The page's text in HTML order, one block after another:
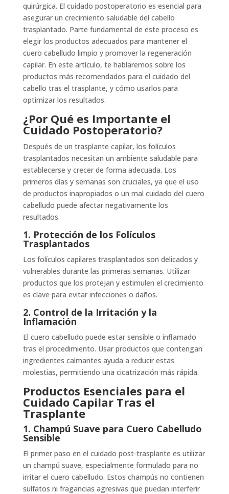
quirúrgica. El cuidado postoperatorio es esencial para
asegurar un crecimiento saludable del cabello
trasplantado. Parte fundamental de este proceso es
elegir los productos adecuados para mantener el
cuero cabelludo limpio y promover la regeneración
capilar. En este artículo, te hablaremos sobre los
productos más recomendados para el cuidado del
cabello tras el trasplante, y cómo usarlos para
optimizar los resultados.
¿Por Qué es Importante el
Cuidado Postoperatorio?
Después de un trasplante capilar, los folículos
trasplantados necesitan un ambiente saludable para
establecerse y crecer de forma adecuada. Los
primeros días y semanas son cruciales, ya que el uso
de productos inapropiados o un mal cuidado del cuero
cabelludo puede afectar negativamente los
resultados.
1. Protección de los Folículos
Trasplantados
Los folículos capilares trasplantados son delicados y
vulnerables durante las primeras semanas. Utilizar
productos que los protejan y estimulen el crecimiento
es clave para evitar infecciones o daños.
2. Control de la Irritación y la
Inflamación
El cuero cabelludo puede estar sensible o inflamado
tras el procedimiento. Usar productos que contengan
ingredientes calmantes ayuda a reducir estas
molestias, permitiendo una cicatrización más rápida.
Productos Esenciales para el
Cuidado Capilar Tras el
Trasplante
1. Champú Suave para Cuero Cabelludo
Sensible
El primer paso en el cuidado post-trasplante es utilizar
un champú suave, especialmente formulado para no
irritar el cuero cabelludo. Estos champús no contienen
sulfatos ni fragancias agresivas que puedan interferir